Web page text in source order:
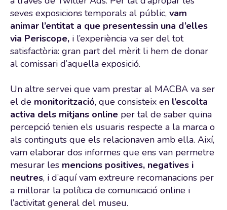
seves exposicions temporals al públic, vam
animar l’entitat a que presentessin una d’elles
via Periscope, i l’experiència va ser del tot
satisfactòria: gran part del mèrit li hem de donar
al comissari d’aquella exposició.
Un altre servei que vam prestar al MACBA va ser
el de monitorització, que consisteix en l’escolta
activa dels mitjans online per tal de saber quina
percepció tenien els usuaris respecte a la marca o
als continguts que els relacionaven amb ella. Així,
vam elaborar dos informes que ens van permetre
mesurar les mencions positives, negatives i
neutres, i d’aquí vam extreure recomanacions per
a millorar la política de comunicació online i
l’activitat general del museu.